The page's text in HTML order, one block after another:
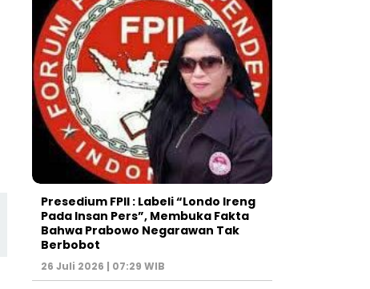
Presedium FPII : Labeli “Londo Ireng
Pada Insan Pers”, Membuka Fakta
Bahwa Prabowo Negarawan Tak
Berbobot
26 Juli 2026 | 07:29 WIB